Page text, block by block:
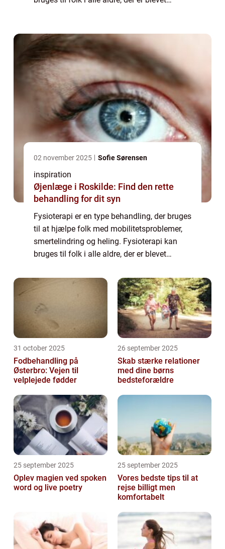
02 november 2025 Sofie Sørensen
inspiration
Øjenlæge i Roskilde: Find den rette
behandling for dit syn
Fysioterapi er en type behandling, der bruges
til at hjælpe folk med mobilitetsproblemer,
smertelindring og heling. Fysioterapi kan
bruges til folk i alle aldre, der er blevet
fysioterapeut er en sundhedsperson...
31 october 2025
Fodbehandling på
Østerbro: Vejen til
velplejede fødder
26 september 2025
Skab stærke relationer
med dine børns
bedsteforældre
25 september 2025
Oplev magien ved spoken
word og live poetry
25 september 2025
Vores bedste tips til at
rejse billigt men
komfortabelt